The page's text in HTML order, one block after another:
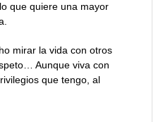
que quiere una mayor
mirar la vida con otros
Aunque viva con
que tengo, al